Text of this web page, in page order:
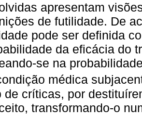
apresentam
de futilidade. De
pode ser definida
da eficácia do
se na
médica
de críticas, por
transformando-o